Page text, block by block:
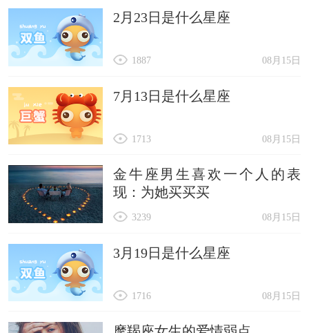
2月23日是什么星座
08月15日
1887
7月13日是什么星座
08月15日
1713
金牛座男生喜欢一个人的表
现：为她买买买
08月15日
3239
3月19日是什么星座
08月15日
1716